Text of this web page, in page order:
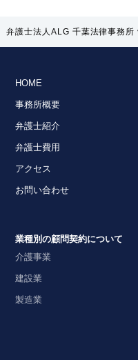
弁護士法人ALG 千葉法律事務所
HOME
事務所概要
弁護士紹介
弁護士費用
アクセス
お問い合わせ
業種別の顧問契約について
介護事業
建設業
製造業